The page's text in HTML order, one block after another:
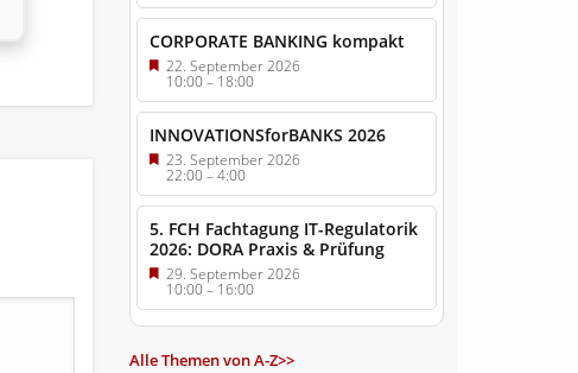
CORPORATE BANKING kompakt
22. September 2026
10:00– 18:00
INNOVATIONSforBANKS 2026
23. September 2026
22:00–4:00
5. FCH Fachtagung IT-Regulatorik
2026: DORA Praxis & Prüfung
29. September 2026
10:00– 16:00
Alle Themen von A-Z>>